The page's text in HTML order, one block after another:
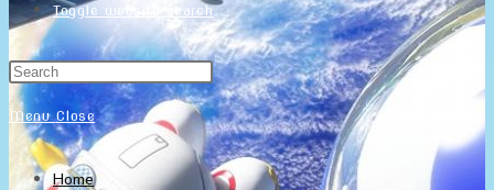
Toggle website search
Menu Close
Home